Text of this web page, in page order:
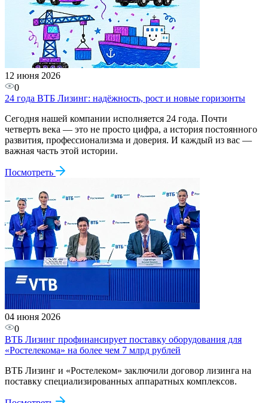
12 июня 2026
0
24 года ВТБ Лизинг: надёжность, рост и новые горизонты
Сегодня нашей компании исполняется 24 года. Почти
четверть века — это не просто цифра, а история постоянного
развития, профессионализма и доверия. И каждый из вас —
важная часть этой истории.
Посмотреть
04 июня 2026
0
ВТБ Лизинг профинансирует поставку оборудования для
«Ростелекома» на более чем 7 млрд рублей
ВТБ Лизинг и «Ростелеком» заключили договор лизинга на
поставку специализированных аппаратных комплексов.